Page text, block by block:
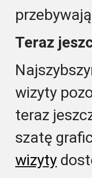
Teraz
wizyty
teraz
szatę
wizyty